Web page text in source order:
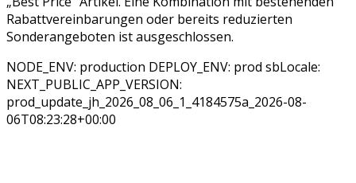
Rabattvereinbarungen oder bereits reduzierten
Sonderangeboten ist ausgeschlossen.
NODE_ENV: production DEPLOY_ENV: prod sbLocale:
NEXT_PUBLIC_APP_VERSION:
prod_update_jh_2026_08_06_1_4184575a_2026-08-
06T08:23:28+00:00